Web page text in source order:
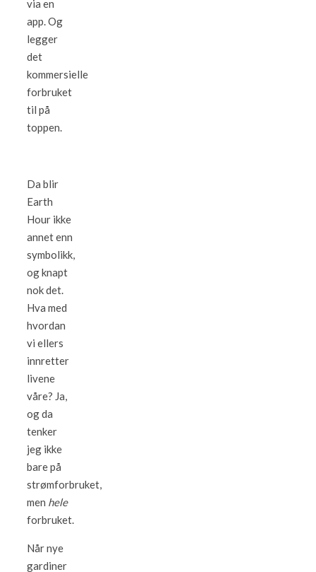
via en
app. Og
legger
det
kommersielle
forbruket
til på
toppen.
Da blir
Earth
Hour ikke
annet enn
symbolikk,
og knapt
nok det.
Hva med
hvordan
vi ellers
innretter
livene
våre? Ja,
og da
tenker
jeg ikke
bare på
strømforbruket,
men hele
forbruket.
Når nye
gardiner